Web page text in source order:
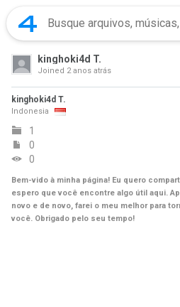
kinghoki4d T.
Joined 2 anos atrás
kinghoki4d T.
Indonesia
1
0
0
Bem-vido à minha página! Eu quero
espero que você encontre algo útil aqui.
novo e de novo, farei o meu melhor para
você. Obrigado pelo seu tempo!